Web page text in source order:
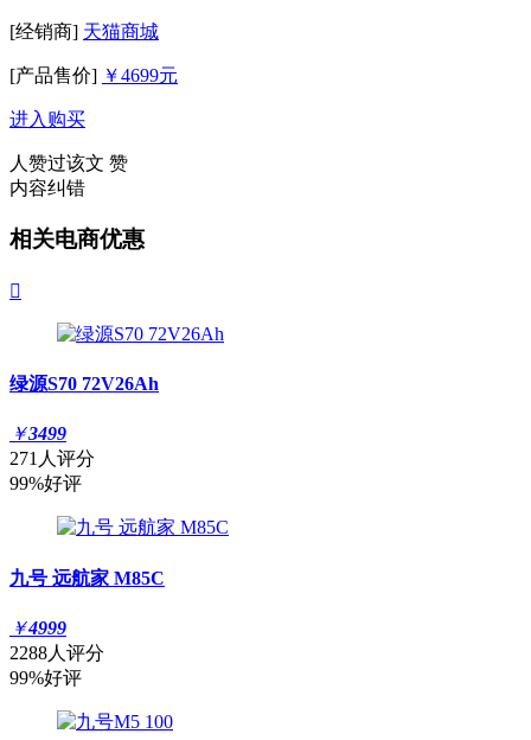
[经销商] 天猫商城
[产品售价] ￥4699元
进入购买
人赞过该文 赞
内容纠错
相关电商优惠

绿源S70 72V26Ah
￥3499
271人评分
99%好评
九号 远航家 M85C
￥4999
2288人评分
99%好评